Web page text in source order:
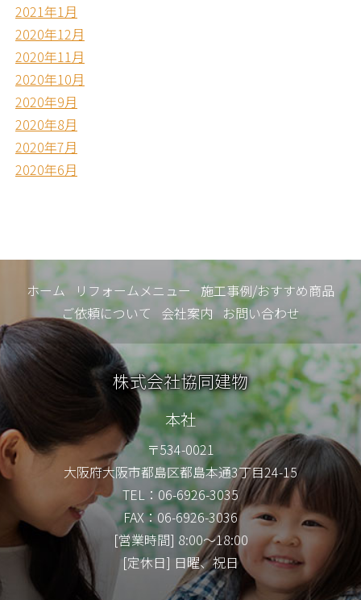
2021年1月
2020年12月
2020年11月
2020年10月
2020年9月
2020年8月
2020年7月
2020年6月
ホーム リフォームメニュー 施工事例/おすすめ商品
ご依頼について
会社案内 お問い合わせ
株式会社協同建物
本社
〒534-0021
大阪府大阪市都島区都島本通3丁目24-15
TEL：06-6926-3035
FAX：06-6926-3036
[営業時間] 8:00～18:00
[定休日] 日曜、祝日